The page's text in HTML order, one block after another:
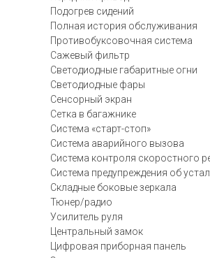
Подогрев сидений
Полная история обслуживания
Противобуксовочная система
Сажевый фильтр
Светодиодные габаритные огни
Светодиодные фары
Сенсорный экран
Сетка в багажнике
Система «старт-стоп»
Система аварийного вызова
Система контроля скоростного
Система предупреждения об
Складные боковые зеркала
Тюнер/радио
Усилитель руля
Центральный замок
Цифровая приборная панель